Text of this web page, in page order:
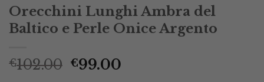
Orecchini Lunghi Ambra del
Baltico e Perle Onice Argento
€102.00 Il
€99.00